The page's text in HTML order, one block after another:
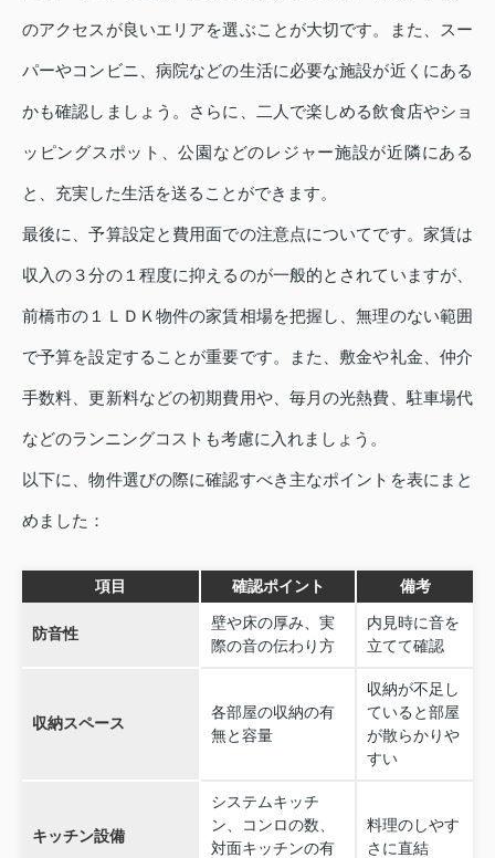
のアクセスが良いエリアを選ぶことが大切です。また、スー
パーやコンビニ、病院などの生活に必要な施設が近くにある
かも確認しましょう。さらに、二人で楽しめる飲食店やショ
ッピングスポット、公園などのレジャー施設が近隣にある
と、充実した生活を送ることができます。
最後に、予算設定と費用面での注意点についてです。家賃は
収入の３分の１程度に抑えるのが一般的とされていますが、
前橋市の１ＬＤＫ物件の家賃相場を把握し、無理のない範囲
で予算を設定することが重要です。また、敷金や礼金、仲介
手数料、更新料などの初期費用や、毎月の光熱費、駐車場代
などのランニングコストも考慮に入れましょう。
以下に、物件選びの際に確認すべき主なポイントを表にまと
めました：
項目 確認ポイント 備考
防音性
壁や床の厚み、実
際の音の伝わり方
内見時に音を
立てて確認
収納スペース
各部屋の収納の有
無と容量
収納が不足し
ていると部屋
が散らかりや
すい
キッチン設備
システムキッチ
ン、コンロの数、
対面キッチンの有
料理のしやす
さに直結